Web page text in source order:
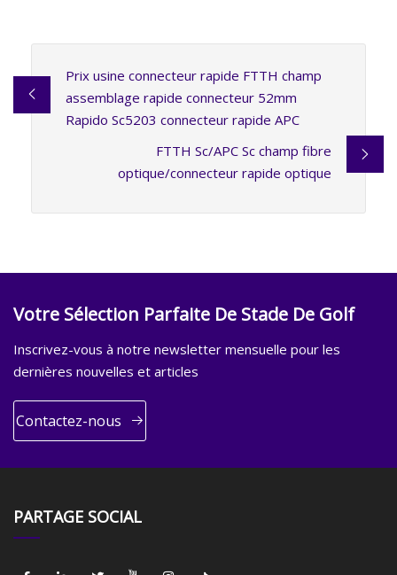
Prix ​​usine connecteur rapide FTTH champ
assemblage rapide connecteur 52mm
Rapido Sc5203 connecteur rapide APC
FTTH Sc/APC Sc champ fibre
optique/connecteur rapide optique
Votre Sélection Parfaite De Stade De Golf
Inscrivez-vous à notre newsletter mensuelle pour les
dernières nouvelles et articles
Contactez-nous
PARTAGE SOCIAL